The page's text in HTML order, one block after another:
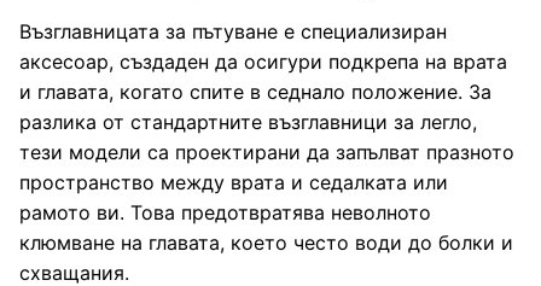
Колани за куфар
Несесери и комплекти пътнически бутилки
Органейзери за куфари
Чадъри
Възглавницата за пътуване е специализиран
аксесоар, създаден да осигури подкрепа на врата
и главата, когато спите в седнало положение. За
разлика от стандартните възглавници за легло,
тези модели са проектирани да запълват празното
пространство между врата и седалката или
рамото ви. Това предотвратява неволното
клюмване на главата, което често води до болки и
схващания.